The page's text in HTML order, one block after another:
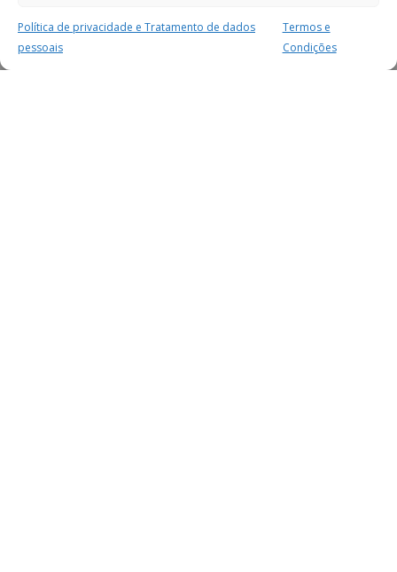
Política de privacidade e Tratamento de dados
pessoais
Termos e
Condições